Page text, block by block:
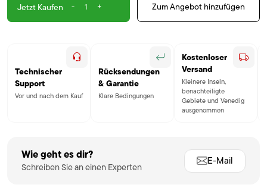
Jetzt Kaufen - + Zum Angebot hinzufügen
Technischer
Support
Vor und nach dem Kauf
Rücksendungen
& Garantie
Klare Bedingungen
Kostenloser
Versand
Kleinere Inseln,
benachteiligte
Gebiete und Venedig
ausgenommen
Wie geht es dir?
Schreiben Sie an einen Experten
E-Mail